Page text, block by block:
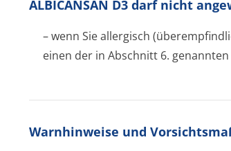
ALBICANSAN D3 darf nicht
– wenn Sie allergisch
einen der in Abschnitt 6.
Warnhinweise und